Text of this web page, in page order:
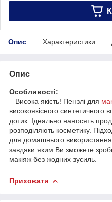
Опис Характеристики
Опис
Особливості:
Висока якість! Пензлі для
високоякісного синтетичного
дотик. Ідеально наносять
розподіляють косметику.
для домашнього
завдяки яким Ви зможете
макіяж без жодних зусиль.
Приховати